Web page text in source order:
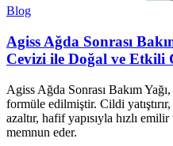
Blog
Agiss Ağda Sonrası
Cevizi ile Doğal ve Etkili
Agiss Ağda Sonrası Bakım
formüle edilmiştir. Cildi
azaltır, hafif yapısıyla hızlı
memnun eder.